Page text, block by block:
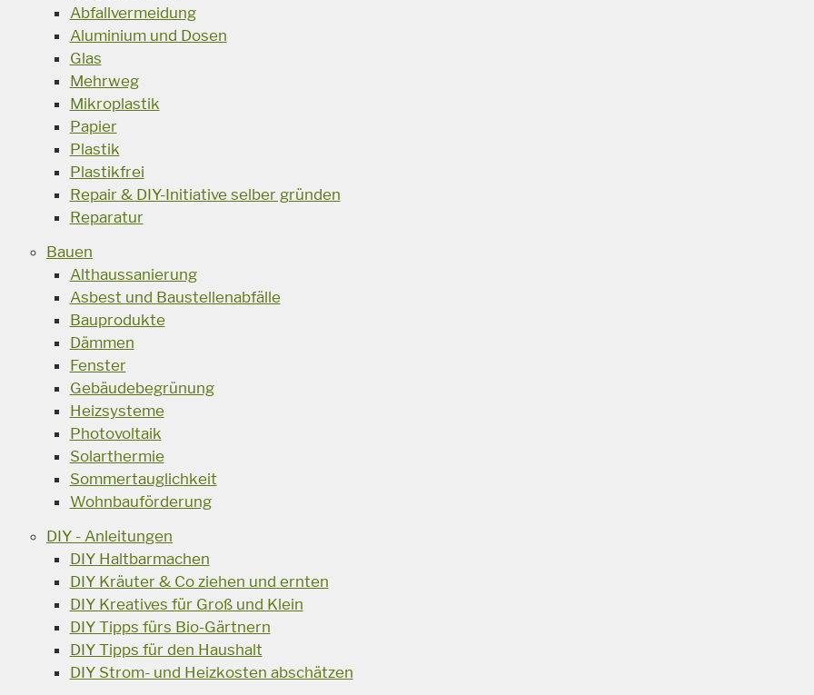
Abfallvermeidung
Aluminium und Dosen
Glas
Mehrweg
Mikroplastik
Papier
Plastik
Plastikfrei
Repair & DIY-Initiative selber gründen
Reparatur
Bauen
Althaussanierung
Asbest und Baustellenabfälle
Bauprodukte
Dämmen
Fenster
Gebäudebegrünung
Heizsysteme
Photovoltaik
Solarthermie
Sommertauglichkeit
Wohnbauförderung
DIY - Anleitungen
DIY Haltbarmachen
DIY Kräuter & Co ziehen und ernten
DIY Kreatives für Groß und Klein
DIY Tipps fürs Bio-Gärtnern
DIY Tipps für den Haushalt
DIY Strom- und Heizkosten abschätzen